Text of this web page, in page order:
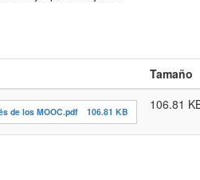
Tamaño
de los MOOC.pdf 106.81 KB 106.81